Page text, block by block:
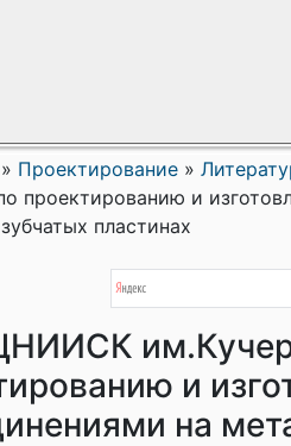
» Проектирование »
проектированию и
пластинах
и
на